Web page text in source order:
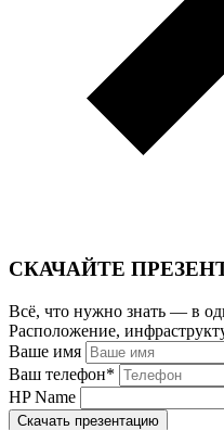
СКАЧАЙТЕ
Всё, что нужно знать — в
Расположение,
Ваше имя
Ваш телефон*
HP Name
Скачать презентацию